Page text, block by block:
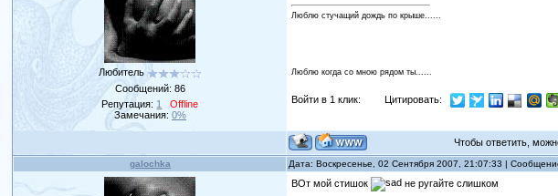
Любитель
Сообщений: 86
Репутация: 1
Offline
Замечания: 0%
Люблю стучащий дождь по крыше......
Люблю когда со мною рядом ты......
Войти в 1 клик: Цитировать:
Чтобы ответить,
galochka Дата: Воскресенье, 02 Сентября 2007, 21:07:33 |
ВОт мой стишок не ругайте слишком